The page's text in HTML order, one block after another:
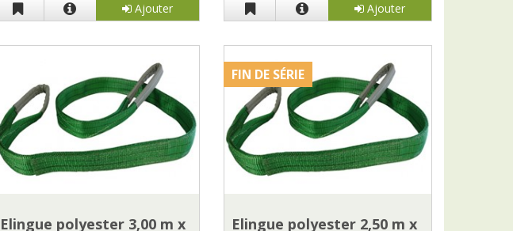
Ajouter Ajouter
Elingue polyester 3,00 m x Elingue polyester 2,50 m x
FIN DE SÉRIE